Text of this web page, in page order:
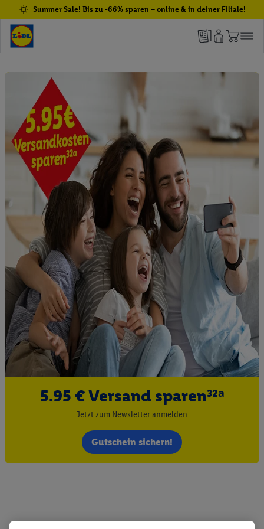
Summer Sale! Bis zu -66% sparen – online & in deiner Filiale!
5.95 € Versand sparen³²ᵃ
Jetzt zum Newsletter anmelden
Gutschein sichern!